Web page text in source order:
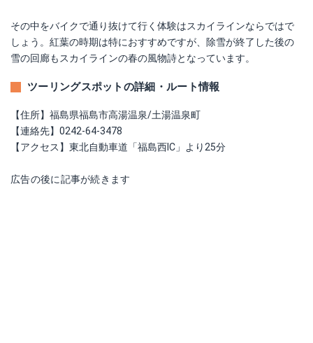
その中をバイクで通り抜けて行く体験はスカイラインならではで
しょう。紅葉の時期は特におすすめですが、除雪が終了した後の
雪の回廊もスカイラインの春の風物詩となっています。
ツーリングスポットの詳細・ルート情報
【住所】福島県福島市高湯温泉/土湯温泉町
【連絡先】0242-64-3478
【アクセス】東北自動車道「福島西IC」より25分
広告の後に記事が続きます